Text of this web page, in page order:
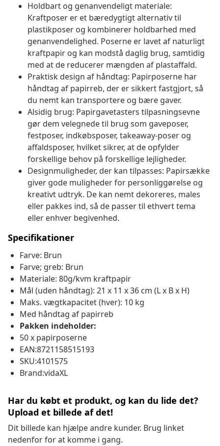
Holdbart og genanvendeligt materiale:
Kraftposer er et bæredygtigt alternativ til
plastikposer og kombinerer holdbarhed med
genanvendelighed. Poserne er lavet af naturligt
kraftpapir og kan modstå daglig brug, samtidig
med at de reducerer mængden af plastaffald.
Praktisk design af håndtag: Papirposerne har
håndtag af papirreb, der er sikkert fastgjort, så
du nemt kan transportere og bære gaver.
Alsidig brug: Papirgavetasters tilpasningsevne
gør dem velegnede til brug som gaveposer,
festposer, indkøbsposer, takeaway-poser og
affaldsposer, hvilket sikrer, at de opfylder
forskellige behov på forskellige lejligheder.
Designmuligheder, der kan tilpasses: Papirsække
giver gode muligheder for personliggørelse og
kreativt udtryk. De kan nemt dekoreres, males
eller pakkes ind, så de passer til ethvert tema
eller enhver begivenhed.
Specifikationer
Farve: Brun
Farve; greb: Brun
Materiale: 80g/kvm kraftpapir
Mål (uden håndtag): 21 x 11 x 36 cm (L x B x H)
Maks. vægtkapacitet (hver): 10 kg
Med håndtag af papirreb
Pakken indeholder:
50 x papirposerne
EAN:8721158515193
SKU:4101575
Brand:vidaXL
Har du købt et produkt, og kan du lide det?
Upload et billede af det!
Dit billede kan hjælpe andre kunder. Brug linket
nedenfor for at komme i gang.